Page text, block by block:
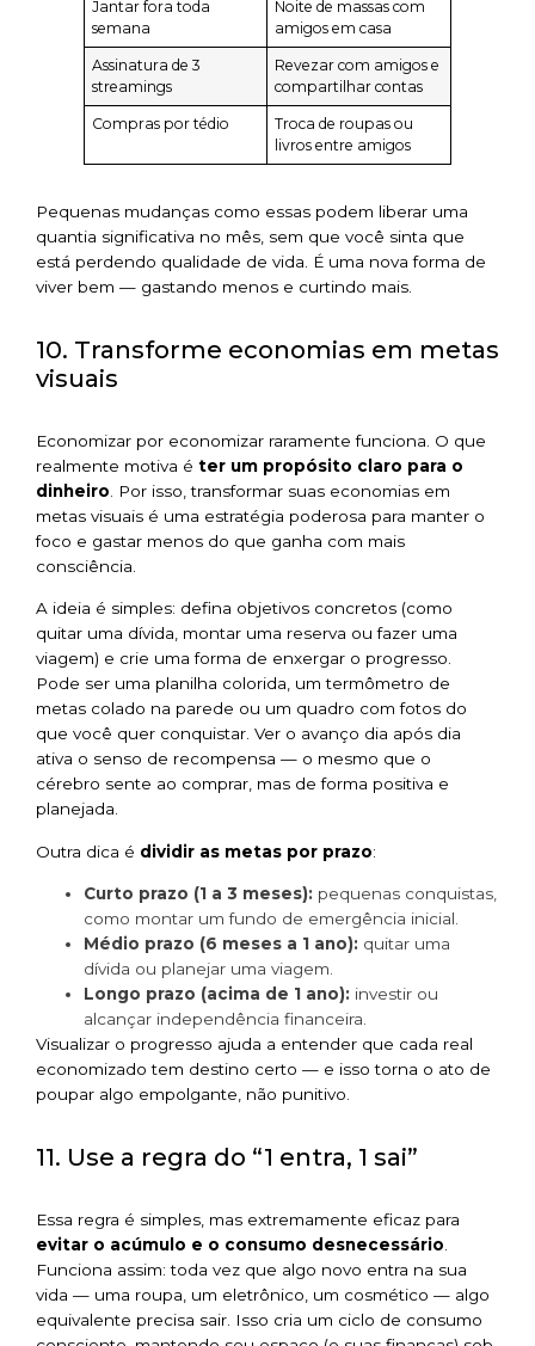
Jantar fora toda
semana
Noite de massas com
amigos em casa
Assinatura de 3
streamings
Revezar com amigos e
compartilhar contas
Compras por tédio
Troca de roupas ou
livros entre amigos
Pequenas mudanças como essas podem liberar uma
quantia significativa no mês, sem que você sinta que
está perdendo qualidade de vida. É uma nova forma de
viver bem — gastando menos e curtindo mais.
10. Transforme economias em metas
visuais
Economizar por economizar raramente funciona. O que
realmente motiva é ter um propósito claro para o
dinheiro . Por isso, transformar suas economias em
metas visuais é uma estratégia poderosa para manter o
foco e gastar menos do que ganha com mais
consciência.
A ideia é simples: defina objetivos concretos (como
quitar uma dívida, montar uma reserva ou fazer uma
viagem) e crie uma forma de enxergar o progresso.
Pode ser uma planilha colorida, um termômetro de
metas colado na parede ou um quadro com fotos do
que você quer conquistar. Ver o avanço dia após dia
ativa o senso de recompensa — o mesmo que o
cérebro sente ao comprar, mas de forma positiva e
planejada.
Outra dica é dividir as metas por prazo:
Curto prazo (1 a 3 meses): pequenas conquistas,
como montar um fundo de emergência inicial.
Médio prazo (6 meses a 1 ano): quitar uma
dívida ou planejar uma viagem.
Longo prazo (acima de 1 ano): investir ou
alcançar independência financeira.
Visualizar o progresso ajuda a entender que cada real
economizado tem destino certo — e isso torna o ato de
poupar algo empolgante, não punitivo.
11. Use a regra do “1 entra, 1 sai”
Essa regra é simples, mas extremamente eficaz para
evitar o acúmulo e o consumo desnecessário
Funciona assim: toda vez que algo novo entra na sua
vida — uma roupa, um eletrônico, um cosmético — algo
equivalente precisa sair. Isso cria um ciclo de consumo